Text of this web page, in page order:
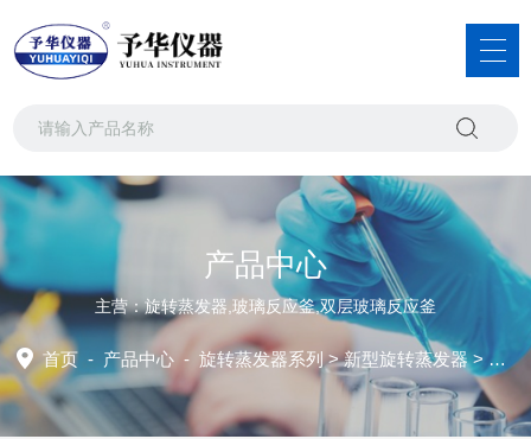
产品中心
主营：旋转蒸发器,玻璃反应釜,双层玻璃反应釜
首页 - 产品中心 -旋转蒸发器系列>新型旋转蒸发器> YRE-5299(1L)旋转蒸发器